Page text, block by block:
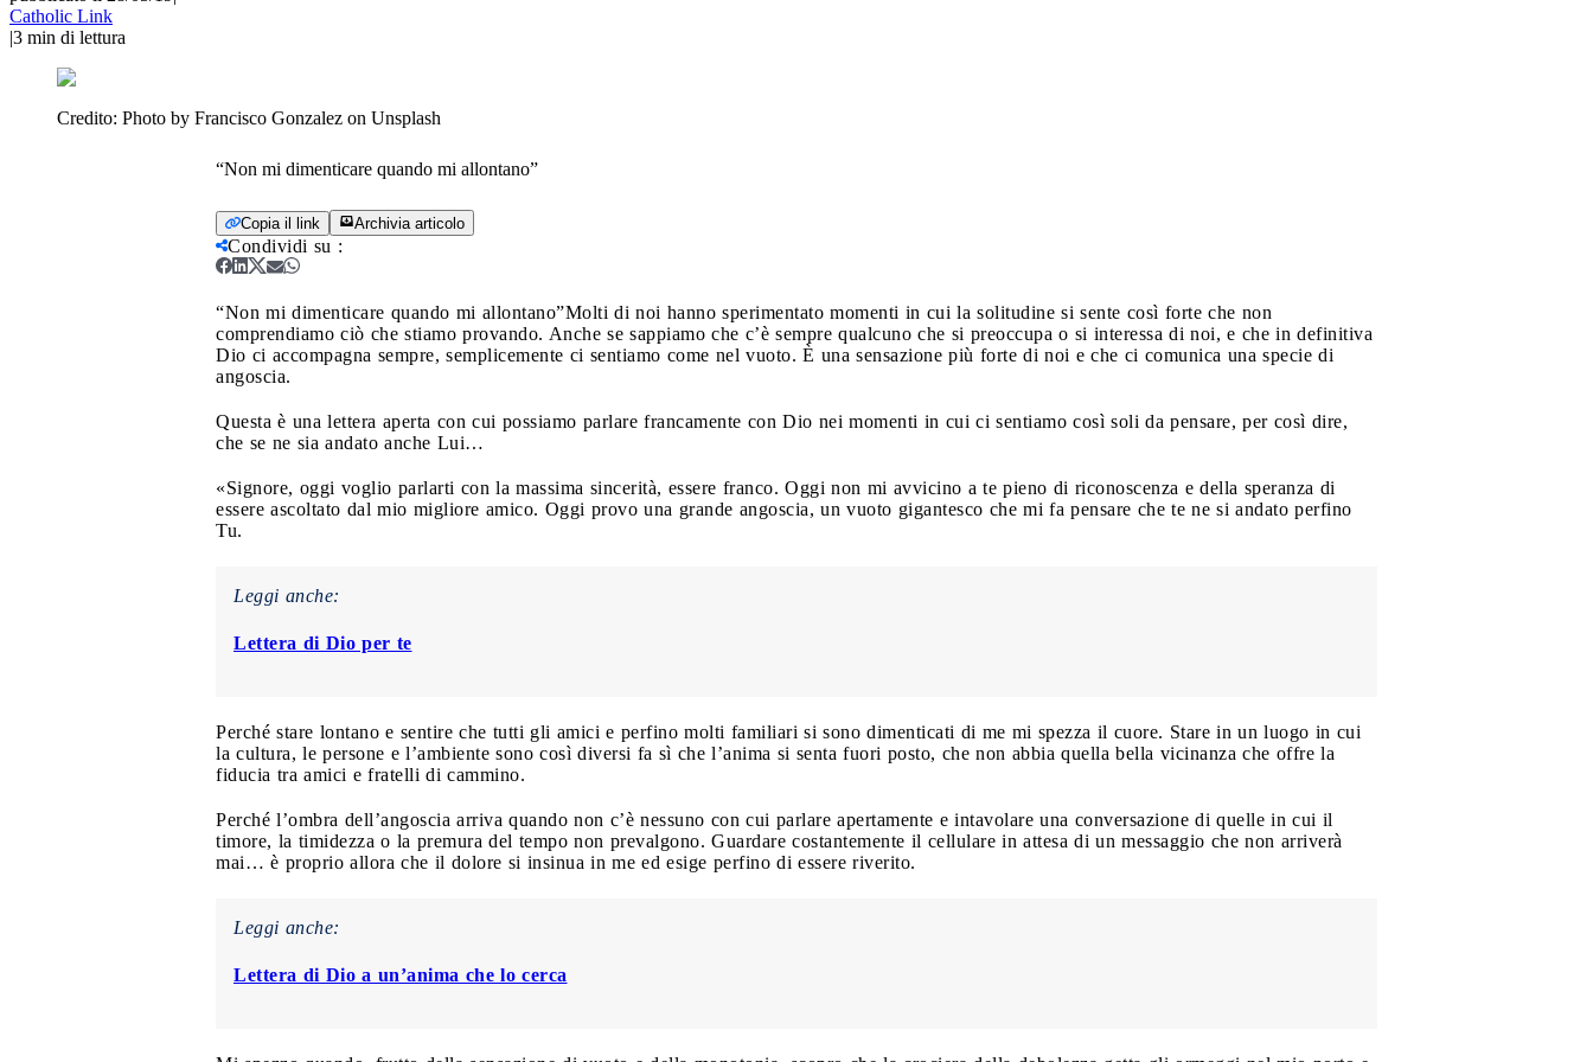
Catholic Link
|3 min di lettura
Credito: Photo by Francisco Gonzalez on Unsplash
“Non mi dimenticare quando mi allontano”
Copia il link Archivia articolo
Condividi su :
“Non mi dimenticare quando mi allontano”Molti di noi hanno sperimentato momenti in cui la solitudine si sente così forte che non
comprendiamo ciò che stiamo provando. Anche se sappiamo che c’è sempre qualcuno che si preoccupa o si interessa di noi, e che in definitiva
Dio ci accompagna sempre, semplicemente ci sentiamo come nel vuoto. È una sensazione più forte di noi e che ci comunica una specie di
angoscia.
Questa è una lettera aperta con cui possiamo parlare francamente con Dio nei momenti in cui ci sentiamo così soli da pensare, per così dire,
che se ne sia andato anche Lui…
«Signore, oggi voglio parlarti con la massima sincerità, essere franco. Oggi non mi avvicino a te pieno di riconoscenza e della speranza di
essere ascoltato dal mio migliore amico. Oggi provo una grande angoscia, un vuoto gigantesco che mi fa pensare che te ne si andato perfino
Tu.
Leggi anche:
Lettera di Dio per te
Perché stare lontano e sentire che tutti gli amici e perfino molti familiari si sono dimenticati di me mi spezza il cuore. Stare in un luogo in cui
la cultura, le persone e l’ambiente sono così diversi fa sì che l’anima si senta fuori posto, che non abbia quella bella vicinanza che offre la
fiducia tra amici e fratelli di cammino.
Perché l’ombra dell’angoscia arriva quando non c’è nessuno con cui parlare apertamente e intavolare una conversazione di quelle in cui il
timore, la timidezza o la premura del tempo non prevalgono. Guardare costantemente il cellulare in attesa di un messaggio che non arriverà
mai… è proprio allora che il dolore si insinua in me ed esige perfino di essere riverito.
Leggi anche:
Lettera di Dio a un’anima che lo cerca